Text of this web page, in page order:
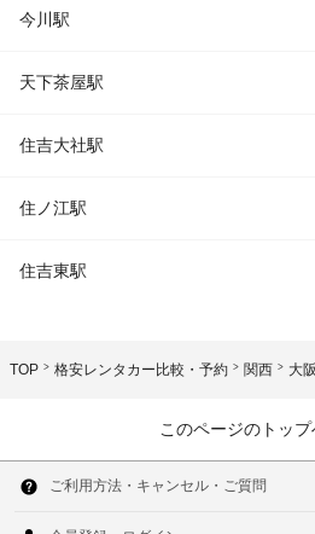
今川駅
天下茶屋駅
住吉大社駅
住ノ江駅
住吉東駅
TOP 格安レンタカー比較・予約 関西 大
このページのトップ